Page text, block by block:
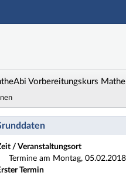
Vorbereitungskurs
Praktikum:
/ Veranstaltungsort
Termine am Montag,
Termin